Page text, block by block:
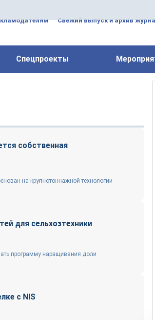
восстановлением,
на нефтегазовых, нефтехимических,
Свежий выпуск и архив
Спецпроекты
собственная
на крупнотоннажной технологии
для сельхозтехники
программу наращивания доли
с NIS